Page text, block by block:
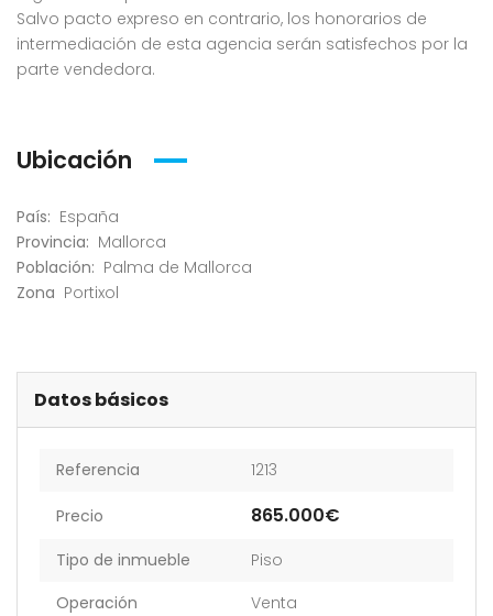
Salvo pacto expreso en contrario, los honorarios de
intermediación de esta agencia serán satisfechos por la
parte vendedora.
Ubicación
País: España
Provincia: Mallorca
Población: Palma de Mallorca
Zona Portixol
Datos básicos
Referencia 1213
Precio 865.000€
Tipo de inmueble
Piso
Operación
Venta